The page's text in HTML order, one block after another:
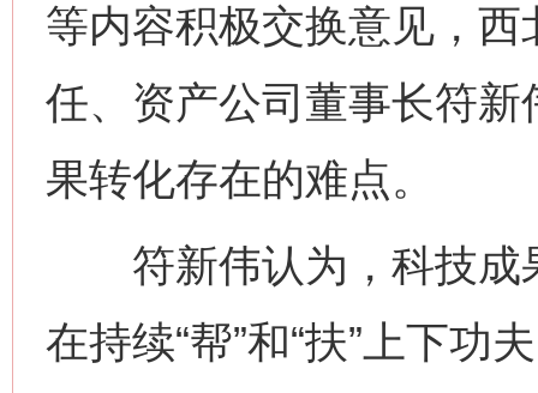
等内容积极交换意见，
任、资产公司董事长符
果转化存在的难点。
符新伟认为，科技成
在持续“帮”和“扶”上下功